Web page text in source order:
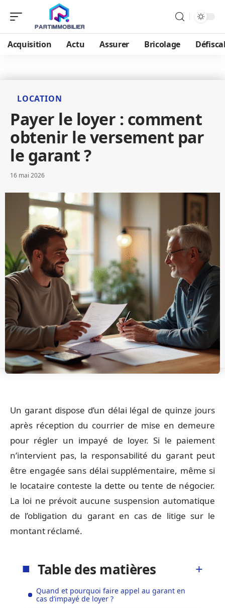
Acquisition Actu Assurer Bricolage
LOCATION
Payer le loyer : comment
obtenir le versement par
le garant ?
16 mai 2026
Un garant dispose d’un délai légal de quinze jours
après réception du courrier de mise en demeure
pour régler un impayé de loyer. Si le paiement
n’intervient pas, la responsabilité du garant peut
être engagée sans délai supplémentaire, même si
le locataire conteste la dette ou tente de négocier.
La loi ne prévoit aucune suspension automatique
de l’obligation du garant en cas de litige sur le
montant réclamé.
Table des matières
Quand et pourquoi faire appel au garant en
cas d’impayé de loyer ?